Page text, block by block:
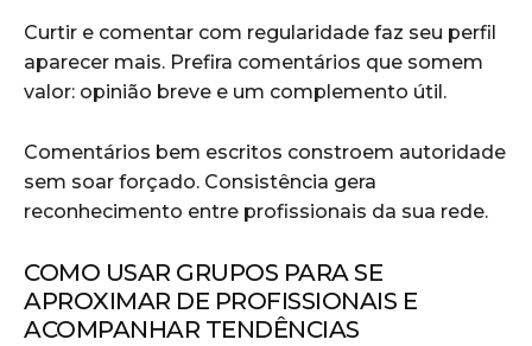
Curtir e comentar com regularidade faz seu perfil
aparecer mais. Prefira comentários que somem
valor: opinião breve e um complemento útil.
Comentários bem escritos constroem autoridade
sem soar forçado. Consistência gera
reconhecimento entre profissionais da sua rede.
COMO USAR GRUPOS PARA SE
APROXIMAR DE PROFISSIONAIS E
ACOMPANHAR TENDÊNCIAS